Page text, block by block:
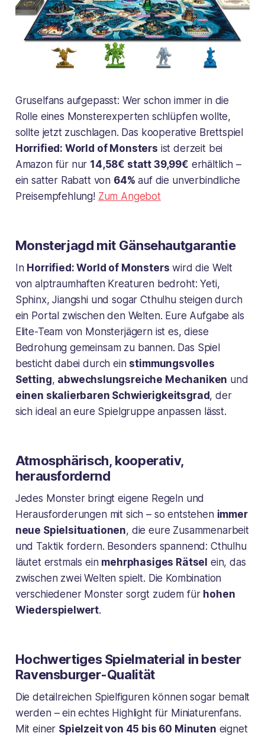
Gruselfans aufgepasst: Wer schon immer in die
Rolle eines Monsterexperten schlüpfen wollte,
sollte jetzt zuschlagen. Das kooperative Brettspiel
Horrified: World of Monsters ist derzeit bei
Amazon für nur 14,58€ statt 39,99€ erhältlich –
ein satter Rabatt von 64% auf die unverbindliche
Preisempfehlung! Zum Angebot
Monsterjagd mit Gänsehautgarantie
In Horrified: World of Monsters wird die Welt
von alptraumhaften Kreaturen bedroht: Yeti,
Sphinx, Jiangshi und sogar Cthulhu steigen durch
ein Portal zwischen den Welten. Eure Aufgabe als
Elite-Team von Monsterjägern ist es, diese
Bedrohung gemeinsam zu bannen. Das Spiel
besticht dabei durch ein stimmungsvolles
Setting, abwechslungsreiche Mechaniken und
einen skalierbaren Schwierigkeitsgrad, der
sich ideal an eure Spielgruppe anpassen lässt.
Atmosphärisch, kooperativ,
herausfordernd
Jedes Monster bringt eigene Regeln und
Herausforderungen mit sich – so entstehen immer
neue Spielsituationen, die eure Zusammenarbeit
und Taktik fordern. Besonders spannend: Cthulhu
läutet erstmals ein mehrphasiges Rätsel ein, das
zwischen zwei Welten spielt. Die Kombination
verschiedener Monster sorgt zudem für hohen
Wiederspielwert.
Hochwertiges Spielmaterial in bester
Ravensburger-Qualität
Die detailreichen Spielfiguren können sogar bemalt
werden – ein echtes Highlight für Miniaturenfans.
Mit einer Spielzeit von 45 bis 60 Minuten eignet